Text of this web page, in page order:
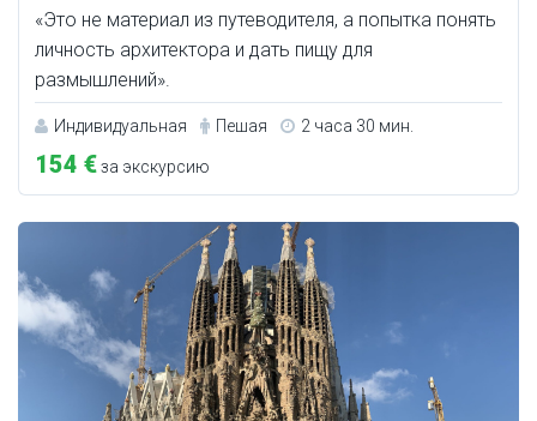
«Это не материал из путеводителя, а попытка понять
личность архитектора и дать пищу для
размышлений».
Индивидуальная Пешая 2 часа 30 мин.
154 €за экскурсию